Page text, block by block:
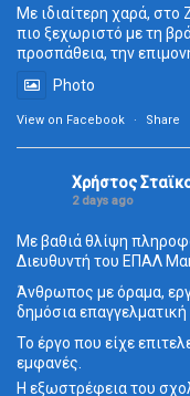
Με ιδιαίτερη χαρά, στο
πιο ξεχωριστό με τη
προσπάθεια, την
Photo
View on Facebook · Share
Χρήστος
2 days ago
Με βαθιά θλίψη
Διευθυντή του ΕΠΑΛ
Άνθρωπος με όραμα,
δημόσια
Το έργο που είχε
εμφανές.
Η εξωστρέφεια του